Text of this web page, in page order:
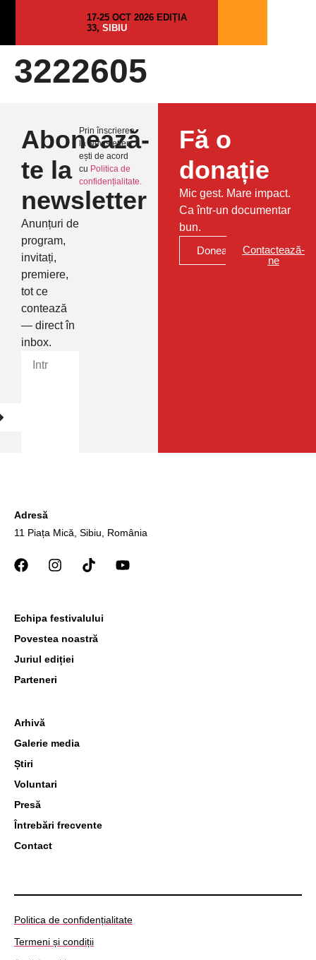
17-25 OCT 2026 EDIȚIA
33, SIBIU
3222605
Abonează-
te la
newsletter
Anunțuri de
program,
invitați,
premiere,
tot ce
contează
— direct în
inbox.
Prin înscrierea
la Newsletter
ești de acord
cu Politica de
confidențialitate.
Fă o
donație
Mic gest. Mare impact.
Ca într-un documentar
bun.
Donează
Contactează-
ne
Adresă
11 Piața Mică, Sibiu, România
Arhivă
Galerie media
Știri
Voluntari
Presă
Întrebări frecvente
Contact
Echipa festivalului
Povestea noastră
Juriul ediției
Parteneri
Politica de confidențialitate
Termeni și condiții